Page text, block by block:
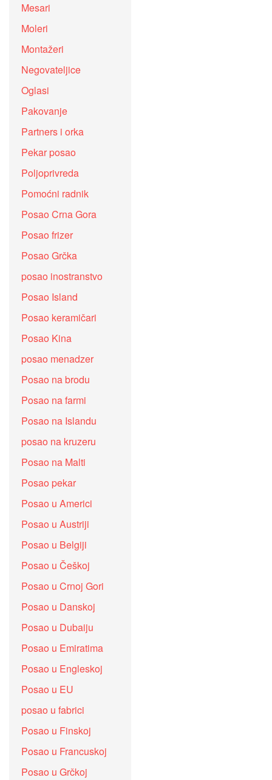
Mesari
Moleri
Montažeri
Negovateljice
Oglasi
Pakovanje
Partners i orka
Pekar posao
Poljoprivreda
Pomoćni radnik
Posao Crna Gora
Posao frizer
Posao Grčka
posao inostranstvo
Posao Island
Posao keramičari
Posao Kina
posao menadzer
Posao na brodu
Posao na farmi
Posao na Islandu
posao na kruzeru
Posao na Malti
Posao pekar
Posao u Americi
Posao u Austriji
Posao u Belgiji
Posao u Češkoj
Posao u Crnoj Gori
Posao u Danskoj
Posao u Dubaiju
Posao u Emiratima
Posao u Engleskoj
Posao u EU
posao u fabrici
Posao u Finskoj
Posao u Francuskoj
Posao u Grčkoj